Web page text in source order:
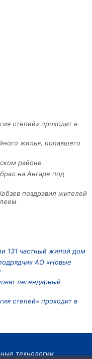
степей» проходит в
жилья, попавшего
районе
на Ангаре под
поздравил жителей
131 частный жилой дом
АО «Новые
легендарный
степей» проходит в
технологии